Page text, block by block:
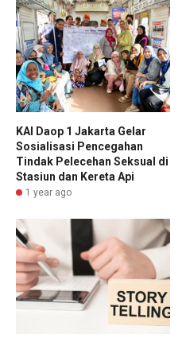
KAI Daop 1 Jakarta Gelar
Sosialisasi Pencegahan
Tindak Pelecehan Seksual di
Stasiun dan Kereta Api
1 year ago